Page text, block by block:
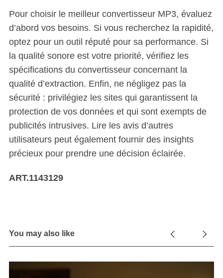
Pour choisir le meilleur convertisseur MP3, évaluez
d’abord vos besoins. Si vous recherchez la rapidité,
optez pour un outil réputé pour sa performance. Si
la qualité sonore est votre priorité, vérifiez les
spécifications du convertisseur concernant la
qualité d’extraction. Enfin, ne négligez pas la
sécurité : privilégiez les sites qui garantissent la
protection de vos données et qui sont exempts de
publicités intrusives. Lire les avis d’autres
utilisateurs peut également fournir des insights
précieux pour prendre une décision éclairée.
ART.1143129
You may also like